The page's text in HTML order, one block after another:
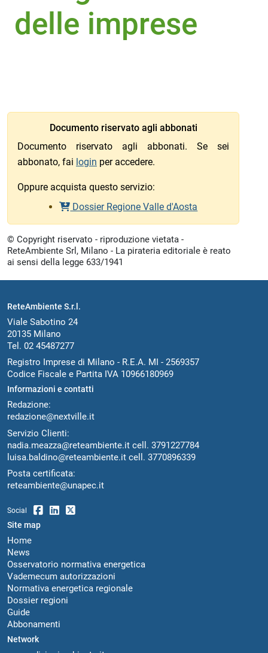
delle imprese
Documento riservato agli abbonati
Documento riservato agli abbonati. Se sei
abbonato, fai login per accedere.
Oppure acquista questo servizio:
Dossier Regione Valle d'Aosta
© Copyright riservato - riproduzione vietata -
ReteAmbiente Srl, Milano - La pirateria editoriale è reato
ai sensi della legge 633/1941
ReteAmbiente S.r.l.
Viale Sabotino 24
20135 Milano
Tel. 02 45487277
Registro Imprese di Milano - R.E.A. MI - 2569357
Codice Fiscale e Partita IVA 10966180969
Informazioni e contatti
Redazione:
redazione@nextville.it
Servizio Clienti:
nadia.meazza@reteambiente.it cell. 3791227784
luisa.baldino@reteambiente.it cell. 3770896339
Posta certificata:
reteambiente@unapec.it
Social
Site map
Home
News
Osservatorio normativa energetica
Vademecum autorizzazioni
Normativa energetica regionale
Dossier regioni
Guide
Abbonamenti
Network